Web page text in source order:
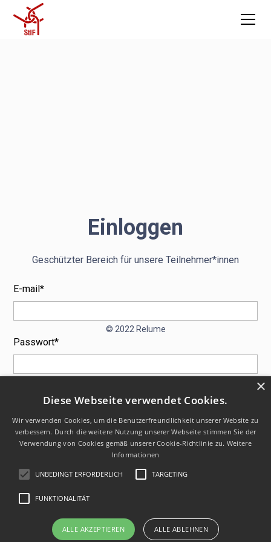
Einloggen
Geschützter Bereich für unsere Teilnehmer*innen
E-mail*
Passwort*
Passwort vergessen?
© 2022 Relume
×
Diese Webseite verwendet Cookies.
Wir verwenden Cookies, um die Benutzerfreundlichkeit unserer Website zu
verbessern. Durch die weitere Nutzung unserer Webseite stimmen Sie der
Verwendung von Cookies gemäß unserer Cookie-Richtlinie zu. Weitere
Informationen
UNBEDINGT ERFORDERLICH TARGETING
FUNKTIONALITÄT
ALLE AKZEPTIEREN ALLE ABLEHNEN